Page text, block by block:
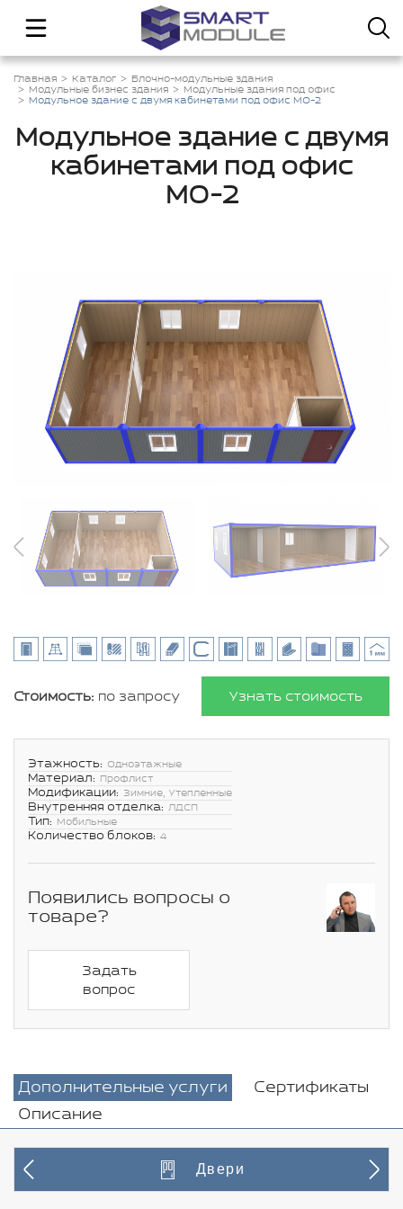
Главная Каталог
Блочно-модульные здания
Модульные бизнес здания
Модульные здания под офис
Модульное здание с двумя кабинетами под офис МО-2
Модульное здание с двумя
кабинетами под офис
МО-2
Стоимость: по запросу Узнать стоимость
Этажность: Одноэтажные
Материал: Профлист
Модификации: Зимние, Утепленные
Внутренняя отделка: ЛДСП
Тип: Мобильные
Количество блоков: 4
Появились вопросы о
товаре?
Задать
вопрос
Дополнительные услуги
Сертификаты
Описание
Двери